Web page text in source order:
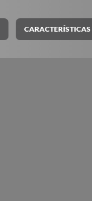
CARACTERÍSTICAS